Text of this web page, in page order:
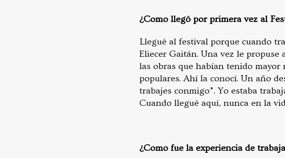
¿Como llegó por primera vez al
Llegué al festival porque cuando
Eliecer Gaitán. Una vez le propuse
las obras que habían tenido mayor
populares. Ahí la conocí. Un año
trabajes conmigo”. Yo estaba
Cuando llegué aquí, nunca en la
¿Como fue la experiencia de